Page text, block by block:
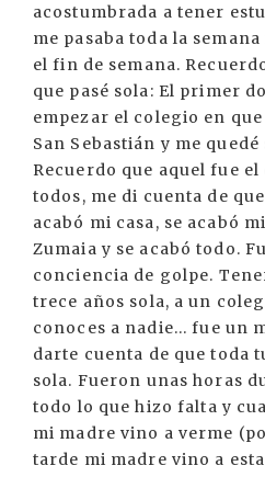
acostumbrada a tener
me pasaba toda la
el fin de semana.
que pasé sola: El primer
empezar el colegio en
San Sebastián y me
Recuerdo que aquel fue
todos, me di cuenta de
acabó mi casa, se acabó
Zumaia y se acabó todo.
conciencia de golpe.
trece años sola, a un
conoces a nadie... fue un
darte cuenta de que toda
sola. Fueron unas horas
todo lo que hizo falta y
mi madre vino a verme
tarde mi madre vino a